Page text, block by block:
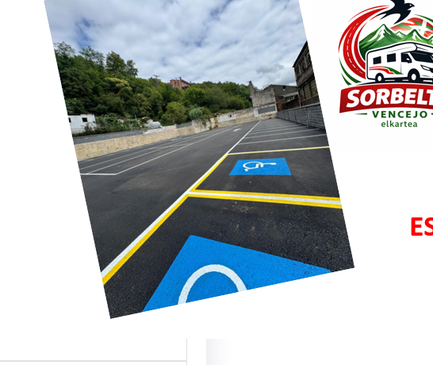
Elgoibar y
Abaltzisketa:
nuevos puntos de
servicios para ACs
Durante este mes de
Julio, estrenamos dos
nuevas ubicaciones…